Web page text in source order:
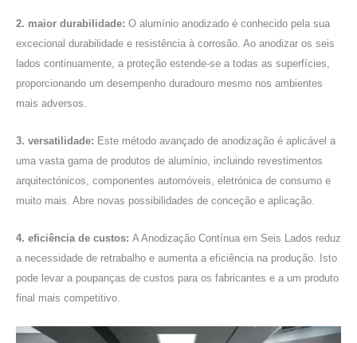
2. maior durabilidade: O alumínio anodizado é conhecido pela sua
excecional durabilidade e resistência à corrosão. Ao anodizar os seis
lados continuamente, a proteção estende-se a todas as superfícies,
proporcionando um desempenho duradouro mesmo nos ambientes
mais adversos.
3. versatilidade: Este método avançado de anodização é aplicável a
uma vasta gama de produtos de alumínio, incluindo revestimentos
arquitectónicos, componentes automóveis, eletrónica de consumo e
muito mais. Abre novas possibilidades de conceção e aplicação.
4. eficiência de custos: A Anodização Contínua em Seis Lados reduz
a necessidade de retrabalho e aumenta a eficiência na produção. Isto
pode levar a poupanças de custos para os fabricantes e a um produto
final mais competitivo.